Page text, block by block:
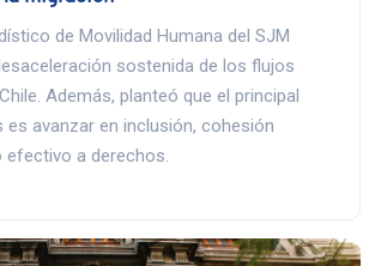
de Movilidad Humana del SJM
sostenida de los flujos
Además, planteó que el principal
es avanzar en inclusión, cohesión
efectivo a derechos.